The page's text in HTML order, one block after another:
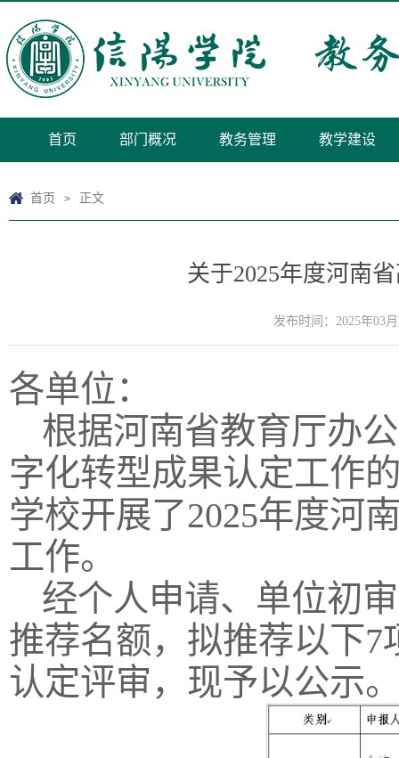
首页 部门概况 教务管理 教学建设
首页 > 正文
关于2025年度河南
发布时间：2025年03
各单位：
根据河南省教育厅办
字化转型成果认定工作
学校开展了2025年度河
工作。
经个人申请、单位初
推荐名额，拟推荐以下
认定评审，现予以公示